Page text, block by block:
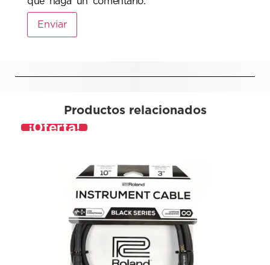
Productos relacionados
¡Oferta!